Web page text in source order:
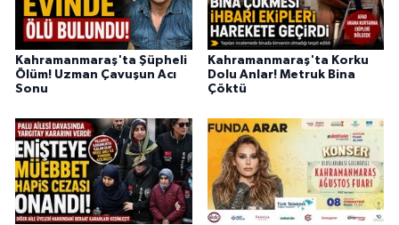
Kahramanmaraş'ta Şüpheli
Ölüm! Uzman Çavuşun Acı
Sonu
Kahramanmaraş'ta Korku
Dolu Anlar! Metruk Bina
Çöktü
Genel
Politika
BÖLGEDEN
BİLİM TEKNOLOJİ